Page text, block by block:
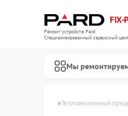
FIX-
Ремонт устройств Pard
Специализированный cервисный
Мы
Pard в Кемерово Тепловизионный